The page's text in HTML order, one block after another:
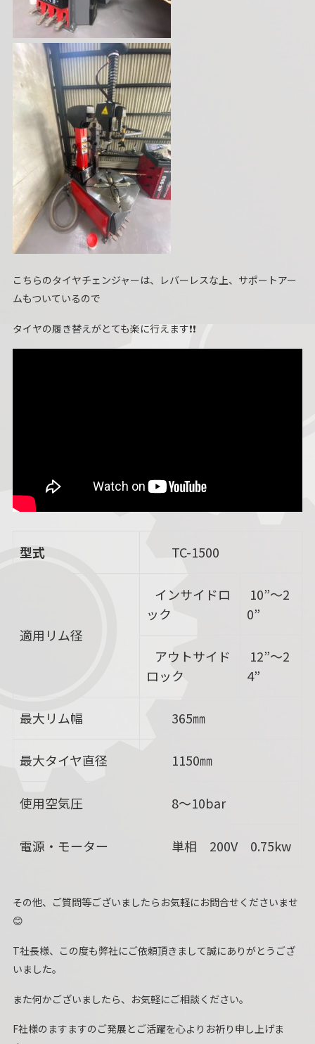
こちらのタイヤチェンジャーは、レバーレスな上、サポートアー
ムもついているので
タイヤの履き替えがとても楽に行えます❗❗
型式 TC-1500
適用リム径
インサイドロ
ック
10”～2
0”
アウトサイド
ロック
12”～2
4”
最大リム幅 365㎜
最大タイヤ直径 1150㎜
使用空気圧 8～10bar
電源・モーター 単相 200V 0.75kw
その他、ご質問等ございましたらお気軽にお問合せくださいませ
😊
T社長様、この度も弊社にご依頼頂きまして誠にありがとうござ
いました。
また何かございましたら、お気軽にご相談ください。
F社様のますますのご発展とご活躍を心よりお祈り申し上げま